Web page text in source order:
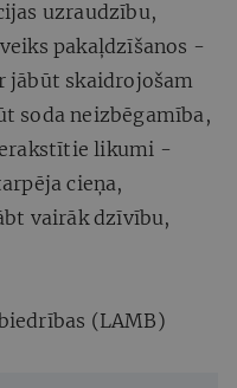
uzraudzību,
pakaļdzīšanos -
jābūt skaidrojošam
soda neizbēgamība,
likumi -
cieņa,
vairāk dzīvību,
(LAMB)